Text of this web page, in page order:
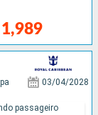
03/04/2028
passageiro